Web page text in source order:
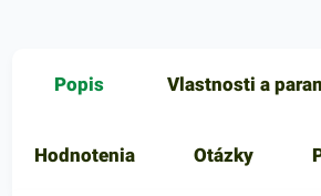
Popis Vlastnosti a
Hodnotenia Otázky